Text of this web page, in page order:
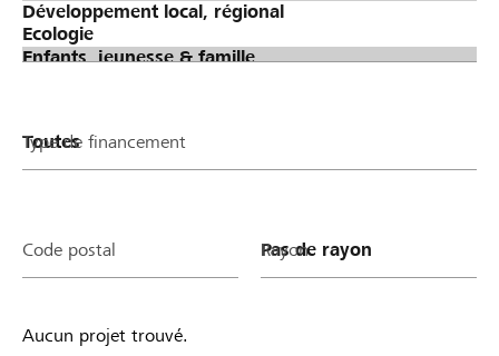
Type de financement
Code postal Rayon
Aucun projet trouvé.